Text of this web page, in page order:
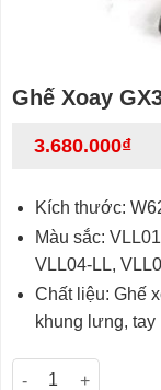
Ghế Xoay
3.680.000₫
Kích thước:
Màu sắc:
VLL04-LL,
Chất liệu: Ghế
khung lưng, tay
Ghế Xoay GX304T-